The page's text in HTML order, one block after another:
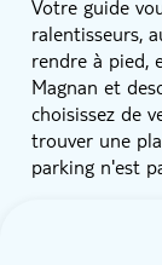
Votre guide
ralentisseurs,
rendre à pied,
Magnan et
choisissez de
trouver une
parking n'est